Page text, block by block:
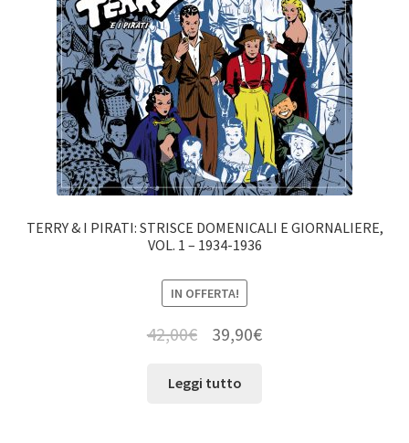
TERRY & I PIRATI: STRISCE DOMENICALI E GIORNALIERE,
VOL. 1 – 1934-1936
IN OFFERTA!
42,00€ 39,90€
Leggi tutto